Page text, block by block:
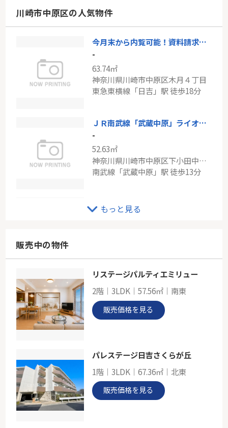
神奈川県川崎市川崎区大島３丁目
69.31㎡～69.96㎡
神奈川県川崎市宮前区東有馬２丁目
川崎市中原区の人気物件
今月末から内覧可能！資料請求はお早めに！～川崎市中原区木月４丁目～
-
63.74㎡
神奈川県川崎市中原区木月４丁目
東急東横線「日吉」駅 徒歩18分
ＪＲ南武線「武蔵中原」ライオンズマンション武蔵中原
-
52.63㎡
神奈川県川崎市中原区下小田中６丁目
南武線「武蔵中原」駅 徒歩13分
-
-
54.02㎡
もっと見る
販売中の物件
リステージパルティエミリュー
2階｜3LDK｜57.56㎡｜南東
販売価格を見る
パレステージ日吉さくらが丘
1階｜3LDK｜67.36㎡｜北東
販売価格を見る